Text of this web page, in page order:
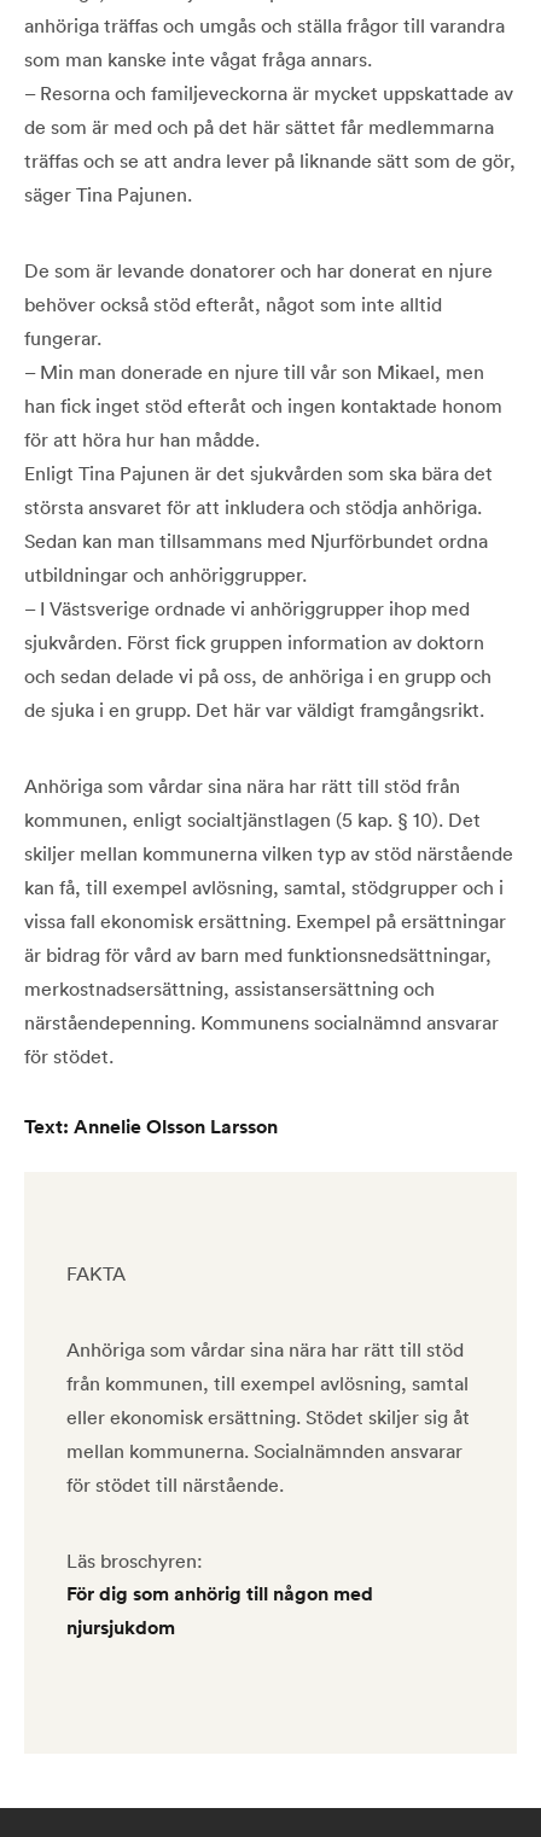
anhöriga träffas och umgås och ställa frågor till varandra
som man kanske inte vågat fråga annars.
– Resorna och familjeveckorna är mycket uppskattade av
de som är med och på det här sättet får medlemmarna
träffas och se att andra lever på liknande sätt som de gör,
säger Tina Pajunen.
De som är levande donatorer och har donerat en njure
behöver också stöd efteråt, något som inte alltid
fungerar.
– Min man donerade en njure till vår son Mikael, men
han fick inget stöd efteråt och ingen kontaktade honom
för att höra hur han mådde.
Enligt Tina Pajunen är det sjukvården som ska bära det
största ansvaret för att inkludera och stödja anhöriga.
Sedan kan man tillsammans med Njurförbundet ordna
utbildningar och anhöriggrupper.
– I Västsverige ordnade vi anhöriggrupper ihop med
sjukvården. Först fick gruppen information av doktorn
och sedan delade vi på oss, de anhöriga i en grupp och
de sjuka i en grupp. Det här var väldigt framgångsrikt.
Anhöriga som vårdar sina nära har rätt till stöd från
kommunen, enligt socialtjänstlagen (5 kap. § 10). Det
skiljer mellan kommunerna vilken typ av stöd närstående
kan få, till exempel avlösning, samtal, stödgrupper och i
vissa fall ekonomisk ersättning. Exempel på ersättningar
är bidrag för vård av barn med funktionsnedsättningar,
merkostnadsersättning, assistansersättning och
närståendepenning. Kommunens socialnämnd ansvarar
för stödet.
Text: Annelie Olsson Larsson
FAKTA
Anhöriga som vårdar sina nära har rätt till stöd
från kommunen, till exempel avlösning, samtal
eller ekonomisk ersättning. Stödet skiljer sig åt
mellan kommunerna. Socialnämnden ansvarar
för stödet till närstående.
Läs broschyren:
För dig som anhörig till någon med
njursjukdom